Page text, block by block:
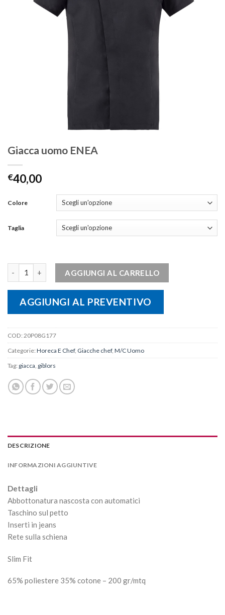
Giacca uomo ENEA
€40,00
Colore
Taglia
AGGIUNGI AL CARRELLO
AGGIUNGI AL PREVENTIVO
COD: 20P08G177
Categorie: Horeca E Chef, Giacche chef, M/C Uomo
Tag: giacca giblors
DESCRIZIONE
INFORMAZIONI AGGIUNTIVE
Dettagli
Abbottonatura nascosta con automatici
Taschino sul petto
Inserti in jeans
Rete sulla schiena
Slim Fit
65% poliestere 35% cotone – 200 gr/mtq